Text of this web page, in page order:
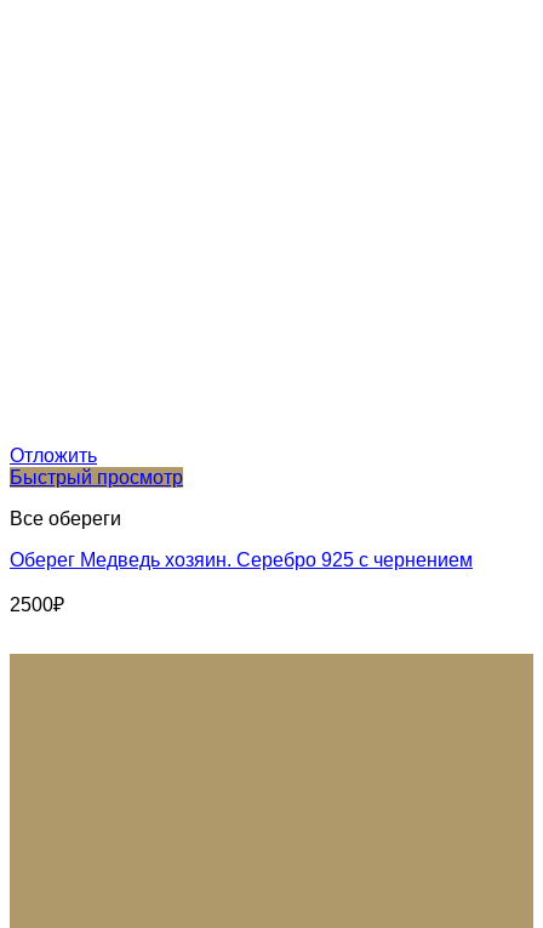
Отложить
Быстрый просмотр
Все обереги
Оберег Медведь хозяин. Серебро 925 с чернением
2500₽